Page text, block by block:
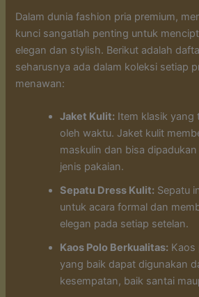
Dalam dunia fashion pria premium,
kunci sangatlah penting untuk
elegan dan stylish. Berikut adalah
seharusnya ada dalam koleksi setiap
menawan:
Jaket Kulit: Item klasik yang
oleh waktu. Jaket kulit
maskulin dan bisa
jenis pakaian.
Sepatu Dress Kulit: Sepatu
untuk acara formal dan
elegan pada setiap setelan.
Kaos Polo Berkualitas: Kaos
yang baik dapat digunakan
kesempatan, baik santai